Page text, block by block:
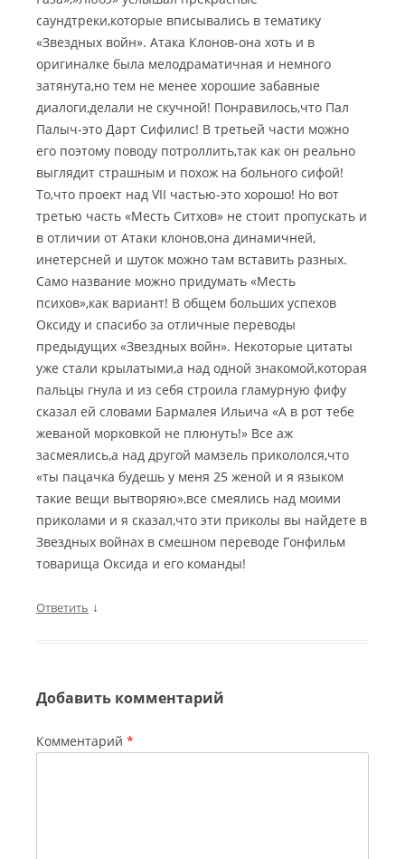
саундтреки,которые вписывались в тематику
«Звездных войн». Атака Клонов-она хоть и в
оригиналке была мелодраматичная и немного
затянута,но тем не менее хорошие забавные
диалоги,делали не скучной! Понравилось,что Пал
Палыч-это Дарт Сифилис! В третьей части можно
его поэтому поводу потроллить,так как он реально
выглядит страшным и похож на больного сифой!
То,что проект над VII частью-это хорошо! Но вот
третью часть «Месть Ситхов» не стоит пропускать и
в отличии от Атаки клонов,она динамичней,
инетерсней и шуток можно там вставить разных.
Само название можно придумать «Месть
психов»,как вариант! В общем больших успехов
Оксиду и спасибо за отличные переводы
предыдущих «Звездных войн». Некоторые цитаты
уже стали крылатыми,а над одной знакомой,которая
пальцы гнула и из себя строила гламурную фифу
сказал ей словами Бармалея Ильича «А в рот тебе
жеваной морковкой не плюнуть!» Все аж
засмеялись,а над другой мамзель прикололся,что
«ты пацачка будешь у меня 25 женой и я языком
такие вещи вытворяю»,все смеялись над моими
приколами и я сказал,что эти приколы вы найдете в
Звездных войнах в смешном переводе Гонфильм
товарища Оксида и его команды!
Ответить ↓
Добавить комментарий
Комментарий *